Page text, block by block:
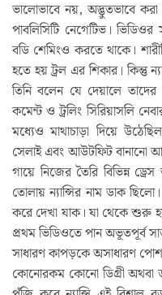
ভালোভাবে নয়, অদ্ভুতভাবে
পাবলিসিটি নেগেটিভ।
বডি শেমিংও করতে থাকে।
হতে হয় ট্রল এর শিকার। কিন্তু
তিনি বলেন যে দেয়ালে
কমেন্ট ও ট্রলিং সিরিয়াসলি
মধ্যেও মাথাচাড়া দিয়ে
সেলাই এবং আউটফিট বানানো
গায়ে নিজের তৈরি বিভিন্ন
তোলায় ন্যান্সির নাম ডাক
করে দেখা যাক। যা থেকে শুরু
প্রথম ভিডিওতে পান অভূতপূর্ব
সাধারণ কাপড়কে অসাধারণ
কোনোরকম কোনো ডিগ্রী অথবা